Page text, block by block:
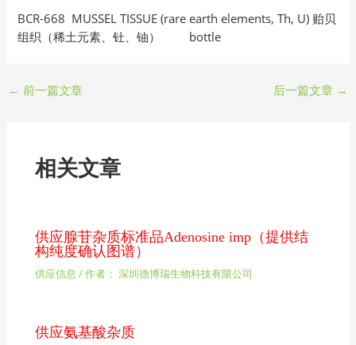
BCR-668 MUSSEL TISSUE (rare earth elements, Th, U) 贻贝
组织（稀土元素、钍、铀） bottle
← 前一篇文章 后一篇文章 →
相关文章
供应腺苷杂质标准品Adenosine imp（提供结
构纯度确认图谱）
供应信息 / 作者： 深圳德博瑞生物科技有限公司
供应氨基酸杂质